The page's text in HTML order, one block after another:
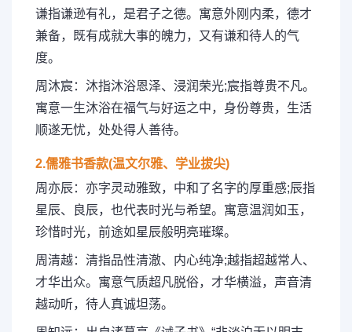
谦指谦逊有礼，是君子之德。寓意外刚内柔，德才
兼备，既有成就大事的魄力，又有谦和待人的气
度。
周沐宸：沐指沐浴恩泽、浸润荣光;宸指尊贵不凡。
寓意一生沐浴在福气与好运之中，身份尊贵，生活
顺遂无忧，处处得人善待。
2.儒雅书香款(温文尔雅、学业拔尖)
周亦辰：亦字灵动雅致，中和了名字的厚重感;辰指
星辰、良辰，也代表时光与希望。寓意温润如玉，
珍惜时光，前途如星辰般明亮璀璨。
周清越：清指品性清澈、内心纯净;越指超越常人、
才华出众。寓意气质超凡脱俗，才华横溢，声音清
越动听，待人真诚坦荡。